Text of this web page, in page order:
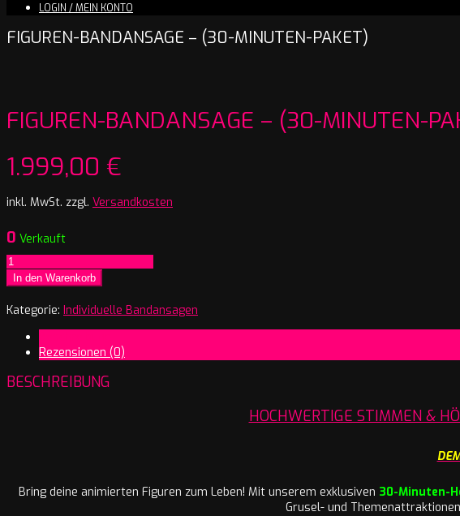
LOGIN / MEIN KONTO
FIGUREN-BANDANSAGE – (30-MINUTEN-PAKET)
FIGUREN-BANDANSAGE – (30-MINUTEN-
1.999,00 €
inkl. MwSt. zzgl. Versandkosten
0 Verkauft
Figuren-
Bandansage
–
(30-
Paket)
Menge
In den Warenkorb
Kategorie: Individuelle Bandansagen
Rezensionen (0)
BESCHREIBUNG
HOCHWERTIGE STIMMEN &
Bring deine animierten Figuren zum Leben! Mit unserem exklusiven 30-Minuten-
Grusel- und